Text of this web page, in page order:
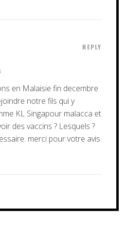
REPLY
en Malaisie fin decembre
notre fils qui y
KL Singapour malacca et
des vaccins ? Lesquels ?
merci pour votre avis